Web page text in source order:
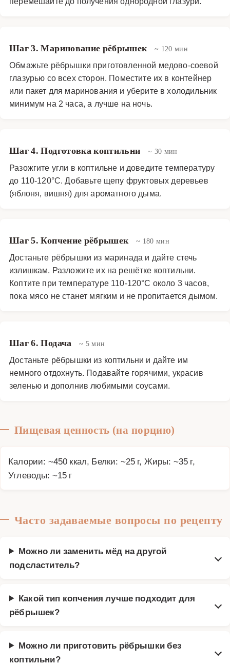
Шаг 3. Маринование рёбрышек ~ 120 мин
Обмажьте рёбрышки приготовленной медово-соевой
глазурью со всех сторон. Поместите их в контейнер
или пакет для маринования и уберите в холодильник
минимум на 2 часа, а лучше на ночь.
Шаг 4. Подготовка коптильни ~ 30 мин
Разожгите угли в коптильне и доведите температуру
до 110-120°C. Добавьте щепу фруктовых деревьев
(яблоня, вишня) для ароматного дыма.
Шаг 5. Копчение рёбрышек ~ 180 мин
Достаньте рёбрышки из маринада и дайте стечь
излишкам. Разложите их на решётке коптильни.
Коптите при температуре 110-120°C около 3 часов,
пока мясо не станет мягким и не пропитается дымом.
Шаг 6. Подача ~ 5 мин
Достаньте рёбрышки из коптильни и дайте им
немного отдохнуть. Подавайте горячими, украсив
зеленью и дополнив любимыми соусами.
Пищевая ценность (на порцию)
Калории: ~450 ккал, Белки: ~25 г, Жиры: ~35 г,
Углеводы: ~15 г
Часто задаваемые вопросы по рецепту
Можно ли заменить мёд на другой
подсластитель?
Какой тип копчения лучше подходит для
рёбрышек?
Можно ли приготовить рёбрышки без
коптильни?